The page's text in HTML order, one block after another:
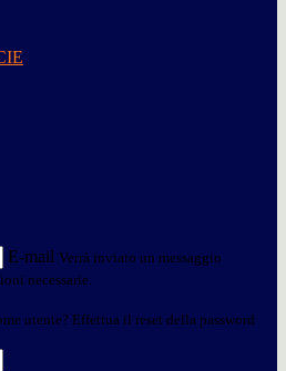
E-mail Verrà inviato un messaggio
necessarie.
utente? Effettua il reset della password